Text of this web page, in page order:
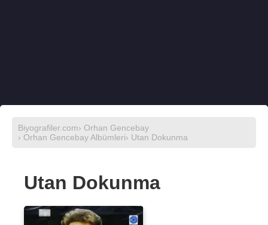
Biyografiler.com› Orhan Gencebay
› Orhan Gencebay Albümleri› Utan Dokunma
Utan Dokunma